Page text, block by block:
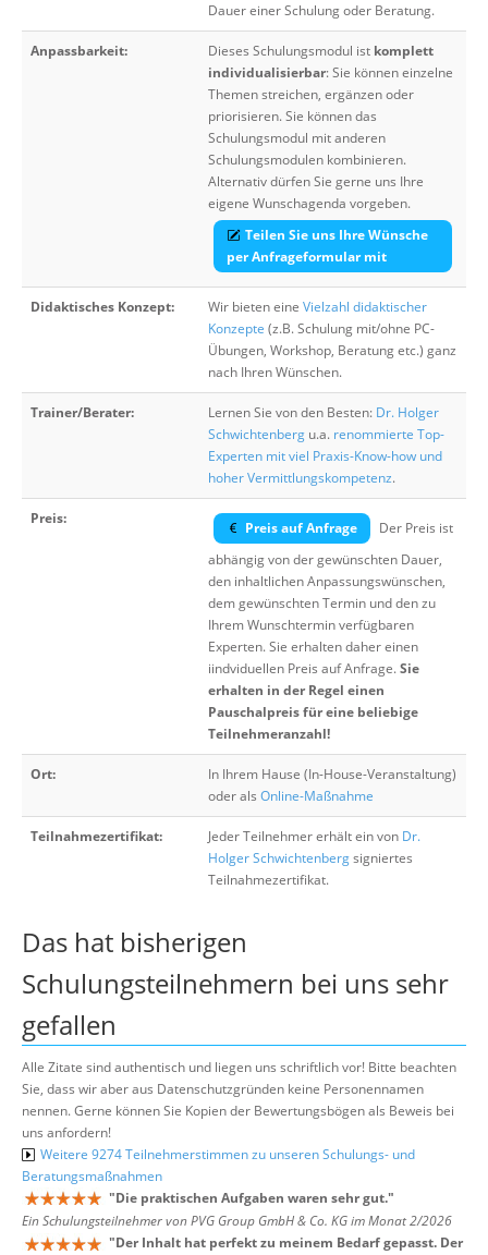
Dauer einer Schulung oder Beratung.
Anpassbarkeit: Dieses Schulungsmodul ist komplett
individualisierbar: Sie können einzelne
Themen streichen, ergänzen oder
priorisieren. Sie können das
Schulungsmodul mit anderen
Schulungsmodulen kombinieren.
Alternativ dürfen Sie gerne uns Ihre
eigene Wunschagenda vorgeben.
Teilen Sie uns Ihre Wünsche
per Anfrageformular mit
Didaktisches Konzept: Wir bieten eine Vielzahl didaktischer
Konzepte (z.B. Schulung mit/ohne PC-
Übungen, Workshop, Beratung etc.) ganz
nach Ihren Wünschen.
Trainer/Berater: Lernen Sie von den Besten: Dr. Holger
Schwichtenberg u.a. renommierte Top-
Experten mit viel Praxis-Know-how und
hoher Vermittlungskompetenz.
Preis:
Preis auf Anfrage
Der Preis ist
abhängig von der gewünschten Dauer,
den inhaltlichen Anpassungswünschen,
dem gewünschten Termin und den zu
Ihrem Wunschtermin verfügbaren
Experten. Sie erhalten daher einen
iindviduellen Preis auf Anfrage.Sie
erhalten in der Regel einen
Pauschalpreis für eine beliebige
Teilnehmeranzahl!
Ort:
In Ihrem Hause (In-House-Veranstaltung)
oder als Online-Maßnahme
Teilnahmezertifikat: Jeder Teilnehmer erhält ein von Dr.
Holger Schwichtenbergsigniertes
Teilnahmezertifikat.
Das hat bisherigen
Schulungsteilnehmern bei uns sehr
gefallen
Alle Zitate sind authentisch und liegen uns schriftlich vor! Bitte beachten
Sie, dass wir aber aus Datenschutzgründen keine Personennamen
nennen. Gerne können Sie Kopien der Bewertungsbögen als Beweis bei
uns anfordern!
Weitere 9274 Teilnehmerstimmen zu unseren Schulungs- und
Beratungsmaßnahmen
"Die praktischen Aufgaben waren sehr gut."
Ein Schulungsteilnehmer von PVG Group GmbH & Co. KG im Monat 2/2026
"Der Inhalt hat perfekt zu meinem Bedarf gepasst. Der